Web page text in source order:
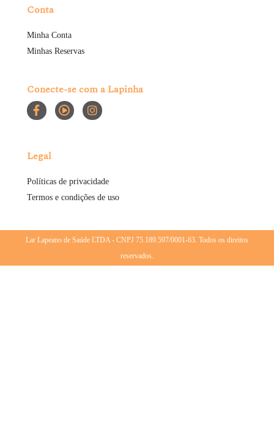
Conta
Minha Conta
Minhas Reservas
Conecte-se com a Lapinha
Legal
Políticas de privacidade
Termos e condições de uso
Lar Lapeano de Saúde LTDA - CNPJ 75.189.597/0001-63. Todos os direitos
reservados.